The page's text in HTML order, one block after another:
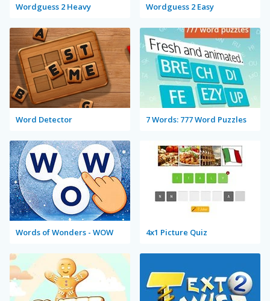
Wordguess 2 Heavy Wordguess 2 Easy
Word Detector 7 Words: 777 Word Puzzles
Words of Wonders - WOW 4x1 Picture Quiz